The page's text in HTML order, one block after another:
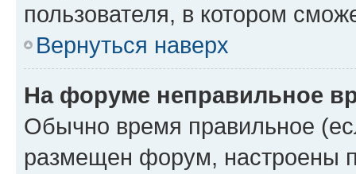
пользователя, в котором
Вернуться наверх
На форуме неправильное
Обычно время правильное
размещен форум, настроены